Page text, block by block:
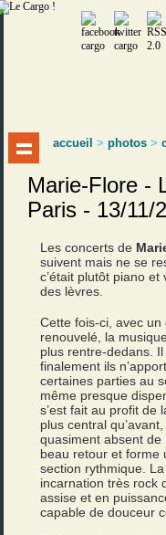
accueil >photos >
Marie-Flore -
Paris - 13/11/
Les concerts de
suivent mais ne se
c’était plutôt piano
des lèvres.
Cette fois-ci, avec
renouvelé, la
plus rentre-dedans.
finalement ils
certaines parties au
même presque
s’est fait au profit de
plus central
quasiment absent de
beau retour et forme
section rythmique.
incarnation très rock
assise et en
capable de douceur